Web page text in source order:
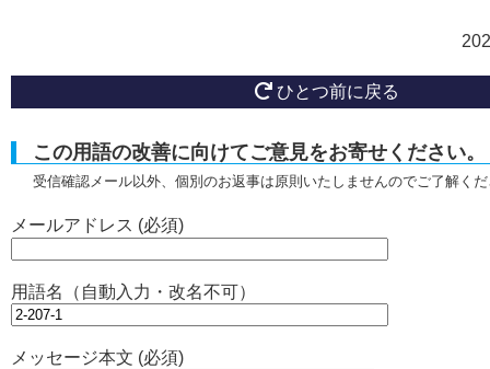
ひとつ前に戻る
この用語の改善に向けてご意見をお寄せください。
受信確認メール以外、個別のお返事は原則いたしませんのでご了解く
メールアドレス (必須)
用語名（自動入力・改名不可）
メッセージ本文 (必須)